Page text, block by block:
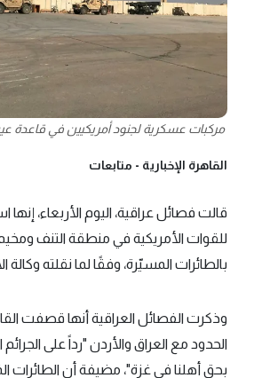
مركبات عسكرية لجنود أمريكيين في قاعدة
القاهرة الإخبارية - متابعات
قالت فصائل عراقية، اليوم الأربعاء،
للقوات الأمريكية في منطقة التنف
بالطائرات المسيّرة، وفقًا لما نقلته وكالة
وذكرت الفصائل العراقية أنها قصفت
الحدود مع العراق والأردن "رداً على الجرائم
بحق أهلنا في غزة"، مضيفة أن الطائرات